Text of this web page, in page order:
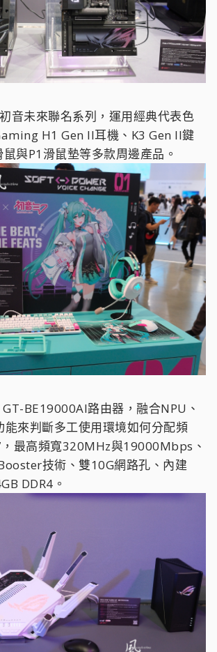
音未來聯名系列，運用經典代表色
H1 Gen II耳機、K3 Gen II鍵
與P1滑鼠墊等多款周邊產品。
GT-BE19000AI路由器，融合NPU、
能來判斷多工使用環境如何分配頻
最高頻寬320MHz與19000Mbps、
技術、雙10G網路孔、內建
DDR4。